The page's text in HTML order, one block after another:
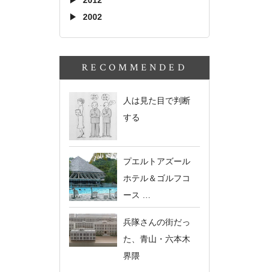
2002
RECOMMENDED
人は見た目で判断
する
プエルトアズール
ホテル＆ゴルフコ
ース …
兵隊さんの街だっ
た、青山・六本木
界隈